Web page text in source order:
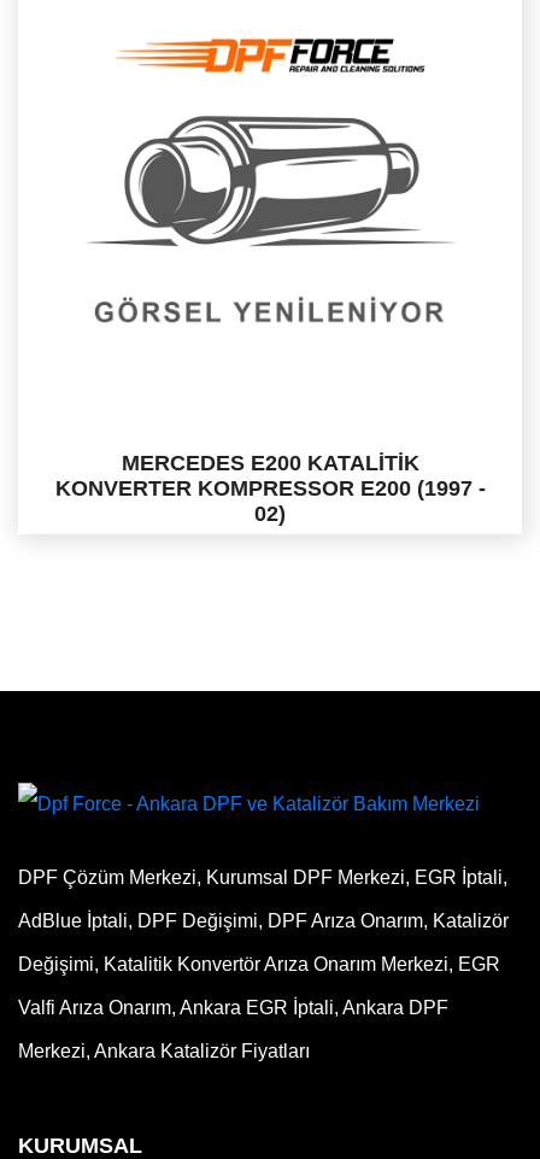
MERCEDES E200 KATALİTİK
KONVERTER KOMPRESSOR E200 (1997 -
02)
DPF Çözüm Merkezi, Kurumsal DPF Merkezi, EGR İptali,
AdBlue İptali, DPF Değişimi, DPF Arıza Onarım, Katalizör
Değişimi, Katalitik Konvertör Arıza Onarım Merkezi, EGR
Valfi Arıza Onarım, Ankara EGR İptali, Ankara DPF
Merkezi, Ankara Katalizör Fiyatları
KURUMSAL